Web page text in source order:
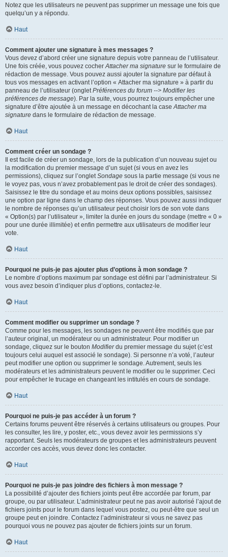
Notez que les utilisateurs ne peuvent pas supprimer un message une fois que
quelqu’un y a répondu.
Haut
Comment ajouter une signature à mes messages ?
Vous devez d’abord créer une signature depuis votre panneau de l’utilisateur.
Une fois créée, vous pouvez cocherAttacher ma signature sur le formulaire de
rédaction de message. Vous pouvez aussi ajouter la signature par défaut à
tous vos messages en activant l’option « Attacher ma signature » à partir du
panneau de l’utilisateur (ongletPréférences du forum --> Modifier les
préférences de message). Par la suite, vous pourrez toujours empêcher une
signature d’être ajoutée à un message en décochant la caseAttacher ma
signature dans le formulaire de rédaction de message.
Haut
Comment créer un sondage ?
Il est facile de créer un sondage, lors de la publication d’un nouveau sujet ou
la modification du premier message d’un sujet (si vous en avez les
permissions), cliquez sur l’ongletSondage sous la partie message (si vous ne
le voyez pas, vous n’avez probablement pas le droit de créer des sondages).
Saisissez le titre du sondage et au moins deux options possibles, saisissez
une option par ligne dans le champ des réponses. Vous pouvez aussi indiquer
le nombre de réponses qu’un utilisateur peut choisir lors de son vote dans
« Option(s) par l’utilisateur », limiter la durée en jours du sondage (mettre « 0 »
pour une durée illimitée) et enfin permettre aux utilisateurs de modifier leur
vote.
Haut
Pourquoi ne puis-je pas ajouter plus d’options à mon sondage ?
Le nombre d’options maximum par sondage est défini par l’administrateur. Si
vous avez besoin d’indiquer plus d’options, contactez-le.
Haut
Comment modifier ou supprimer un sondage ?
Comme pour les messages, les sondages ne peuvent être modifiés que par
l’auteur original, un modérateur ou un administrateur. Pour modifier un
sondage, cliquez sur le bouton Modifierdu premier message du sujet (c’est
toujours celui auquel est associé le sondage). Si personne n’a voté, l’auteur
peut modifier une option ou supprimer le sondage. Autrement, seuls les
modérateurs et les administrateurs peuvent le modifier ou le supprimer. Ceci
pour empêcher le trucage en changeant les intitulés en cours de sondage.
Haut
Pourquoi ne puis-je pas accéder à un forum ?
Certains forums peuvent être réservés à certains utilisateurs ou groupes. Pour
les consulter, les lire, y poster, etc., vous devez avoir les permissions s’y
rapportant. Seuls les modérateurs de groupes et les administrateurs peuvent
accorder ces accès, vous devez donc les contacter.
Haut
Pourquoi ne puis-je pas joindre des fichiers à mon message ?
La possibilité d’ajouter des fichiers joints peut être accordée par forum, par
groupe, ou par utilisateur. L’administrateur peut ne pas avoir autorisé l’ajout de
fichiers joints pour le forum dans lequel vous postez, ou peut-être que seul un
groupe peut en joindre. Contactez l’administrateur si vous ne savez pas
pourquoi vous ne pouvez pas ajouter de fichiers joints sur un forum.
Haut